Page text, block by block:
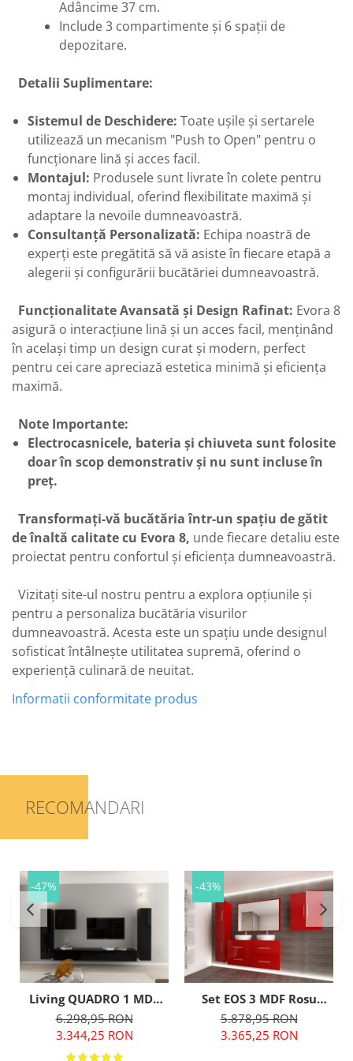
Adâncime 37 cm.
Include 3 compartimente și 6 spații de
depozitare.
Detalii Suplimentare:
Sistemul de Deschidere: Toate ușile și sertarele
utilizează un mecanism "Push to Open" pentru o
funcționare lină și acces facil.
Montajul: Produsele sunt livrate în colete pentru
montaj individual, oferind flexibilitate maximă și
adaptare la nevoile dumneavoastră.
Consultanță Personalizată: Echipa noastră de
experți este pregătită să vă asiste în fiecare etapă a
alegerii și configurării bucătăriei dumneavoastră.
Funcționalitate Avansată și Design Rafinat: Evora 8
asigură o interacțiune lină și un acces facil, menținând
în același timp un design curat și modern, perfect
pentru cei care apreciază estetica minimă și eficiența
maximă.
Note Importante:
Electrocasnicele, bateria și chiuveta sunt folosite
doar în scop demonstrativ și nu sunt incluse în
preț.
Transformați-vă bucătăria într-un spațiu de gătit
de înaltă calitate cu Evora 8, unde fiecare detaliu este
proiectat pentru confortul și eficiența dumneavoastră.
Vizitați site-ul nostru pentru a explora opțiunile și
pentru a personaliza bucătăria visurilor
dumneavoastră. Acesta este un spațiu unde designul
sofisticat întâlnește utilitatea supremă, oferind o
experiență culinară de neuitat.
Informatii conformitate produs
RECOMANDARI
-47%
Living QUADRO 1 MDF
Negru Lucios | Set
Mobilier Modular
Suspendat Premium
6.298,95 RON
3.344,25 RON
-43%
Set EOS 3 MDF Rosu
Lucios | Set Mobilă
Modulară Suspendată
pentru Baie | Mobilier
5.878,95 RON
3.365,25 RON